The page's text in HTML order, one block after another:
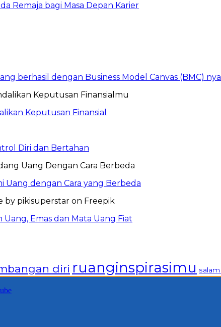
Remaja bagi Masa Depan Karier
berhasil dengan Business Model Canvas (BMC) nya
Keputusan Finansial
Diri dan Bertahan
Uang dengan Cara yang Berbeda
Emas dan Mata Uang Fiat
diri ruanginspirasimu